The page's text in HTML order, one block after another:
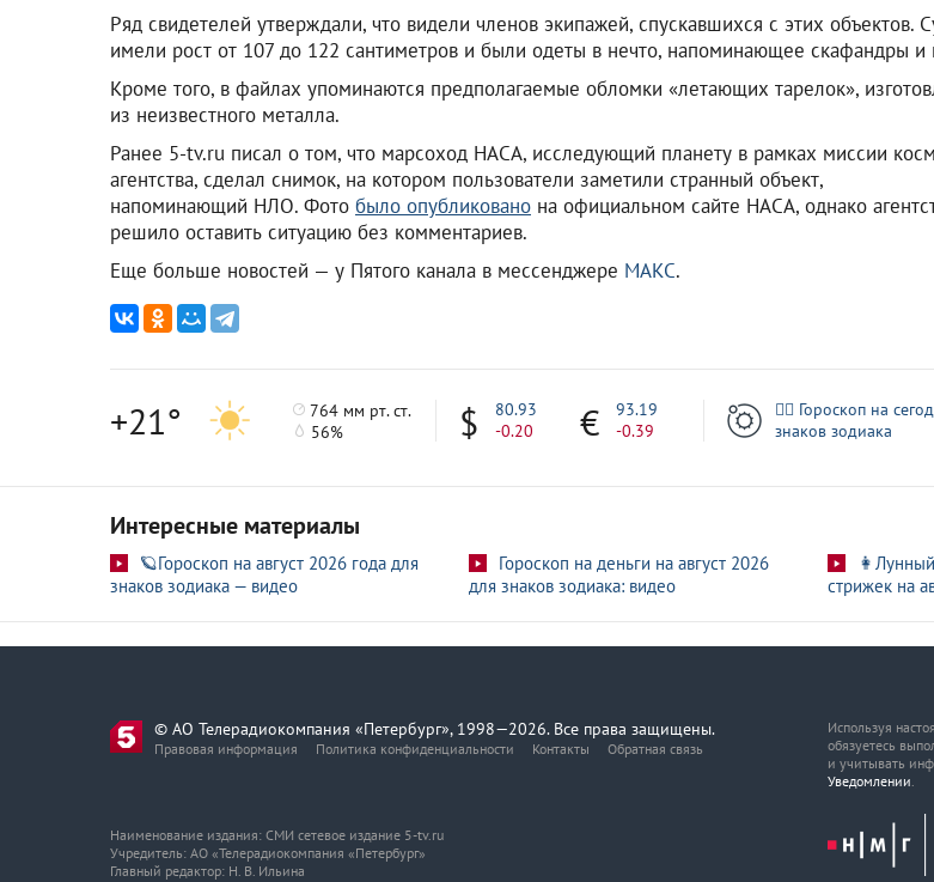
Ряд свидетелей утверждали, что видели членов экипажей, спускавшихся с этих объектов.
имели рост от 107 до 122 сантиметров и были одеты в нечто, напоминающее скафандры
Кроме того, в файлах упоминаются предполагаемые обломки «летающих тарелок»,
из неизвестного металла.
Ранее 5-tv.ru писал о том, что марсоход НАСА, исследующий планету в рамках миссии
агентства, сделал снимок, на котором пользователи заметили странный объект,
напоминающий НЛО. Фото было опубликовано на официальном сайте НАСА, однако
решило оставить ситуацию без комментариев.
Еще больше новостей — у Пятого канала в мессенджере МАКС.
+21°
764 мм рт. ст.
56%
80.93
-0.20
93.19
-0.39
🧙‍♀ Гороскоп на
знаков зодиака
Интересные материалы
🪐Гороскоп на август 2026 года для
знаков зодиака — видео
Гороскоп на деньги на август 2026
для знаков зодиака: видео
стрижек на
© АО Телерадиокомпания «Петербург», 1998—2026. Все права защищены.
Правовая информация Политика конфиденциальности Контакты Обратная связь
Используя
обязуетесь
и учитывать
Уведомлении.
Наименование издания: СМИ сетевое издание 5-tv.ru
Учредитель: АО «Телерадиокомпания «Петербург»
Главный редактор: Н. В. Ильина